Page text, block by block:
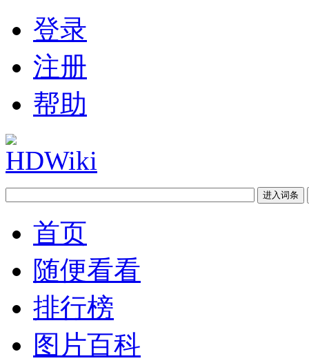
登录
注册
帮助
首页
随便看看
排行榜
图片百科